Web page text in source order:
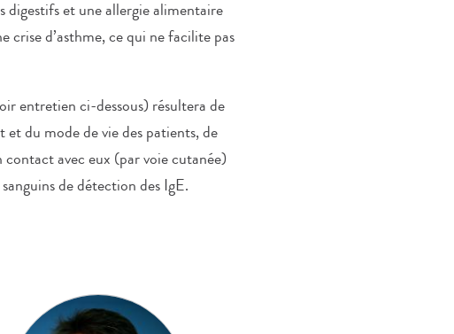
digestifs et une allergie alimentaire
crise d’asthme, ce qui ne facilite pas
entretien ci-dessous) résultera de
et du mode de vie des patients, de
avec eux (par voie cutanée)
de détection des IgE.